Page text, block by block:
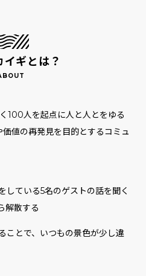
ギとは？
100人を起点に人と人とをゆる
値の再発見を目的とするコミュ
している5名のゲストの話を聞く
解散する
ことで、いつもの景色が少し違